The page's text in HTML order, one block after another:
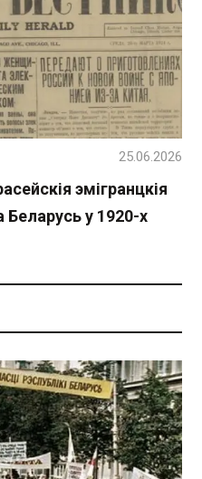
эмігранцкія
Беларусь у 1920-х
25.06.2026